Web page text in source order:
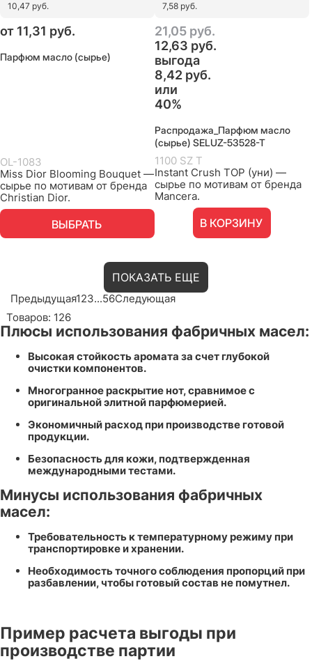
10,47 руб.
от 11,31 руб.
Парфюм масло (сырье)
OL-1083
Miss Dior Blooming Bouquet —
сырье по мотивам от бренда
Christian Dior.
ВЫБРАТЬ
7,58 руб.
21,05 руб.
12,63 руб.
выгода
8,42 руб.
или
40%
Распродажа_Парфюм масло
(сырье) SELUZ-53528-T
1100 SZ T
Instant Crush TOP (уни) —
сырье по мотивам от бренда
Mancera.
В КОРЗИНУ
ПОКАЗАТЬ ЕЩЕ
Предыдущая123...56Следующая
Товаров: 126
Плюсы использования фабричных масел:
Высокая стойкость аромата за счет глубокой
очистки компонентов.
Многогранное раскрытие нот, сравнимое с
оригинальной элитной парфюмерией.
Экономичный расход при производстве готовой
продукции.
Безопасность для кожи, подтвержденная
международными тестами.
Минусы использования фабричных
масел:
Требовательность к температурному режиму при
транспортировке и хранении.
Необходимость точного соблюдения пропорций при
разбавлении, чтобы готовый состав не помутнел.
Пример расчета выгоды при
производстве партии